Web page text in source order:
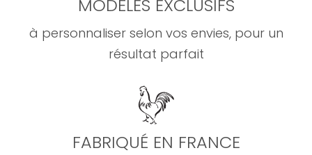
MODÈLES EXCLUSIFS
à personnaliser selon vos envies, pour un
résultat parfait
FABRIQUÉ EN FRANCE